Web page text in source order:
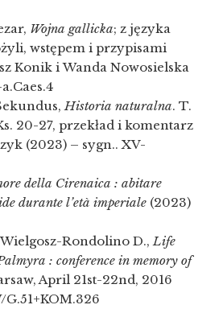
Wojna gallicka; z języka
wstępem i przypisami
Konik i Wanda Nowosielska
Historia naturalna. T.
20-27, przekład i komentarz
(2023) – sygn.. XV-
della Cirenaica : abitare
durante l’età imperiale (2023)
Rondolino D., Life
: conference in memory of
April 21st-22nd, 2016